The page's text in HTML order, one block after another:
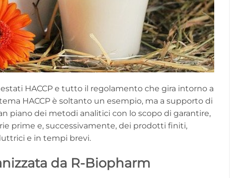
HACCP e tutto il regolamento che gira intorno a
HACCP è soltanto un esempio, ma a supporto di
piano dei metodi analitici con lo scopo di garantire,
prime e, successivamente, dei prodotti finiti,
e in tempi brevi.
da R-Biopharm